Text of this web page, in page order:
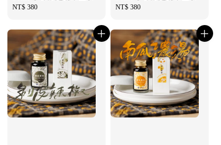
Regular
NT$ 380
Regular
NT$ 380